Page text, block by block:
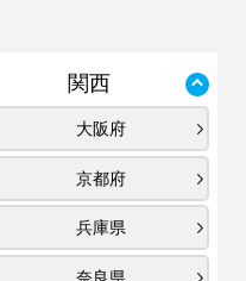
関西
大阪府
京都府
兵庫県